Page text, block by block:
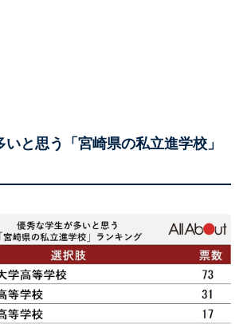
と思う「宮崎県の私立進学校」